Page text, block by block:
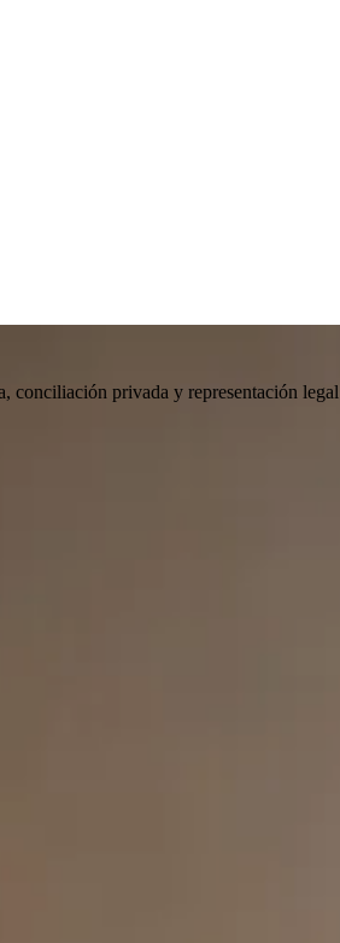
privada y representación